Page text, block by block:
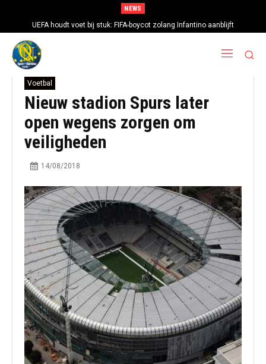
NEWS
UEFA houdt voet bij stuk: FIFA-boycot zolang Infantino aanblijft
Voetbal
Nieuw stadion Spurs later
open wegens zorgen om
veiligheden
14/08/2018